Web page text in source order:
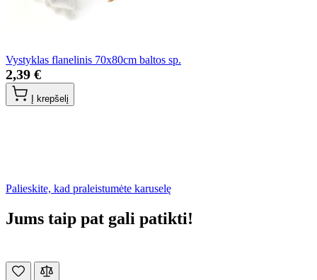
Vystyklas flanelinis 70x80cm baltos sp.
2,39 €
Į krepšelį
Palieskite, kad praleistumėte karuselę
Jums taip pat gali patikti!